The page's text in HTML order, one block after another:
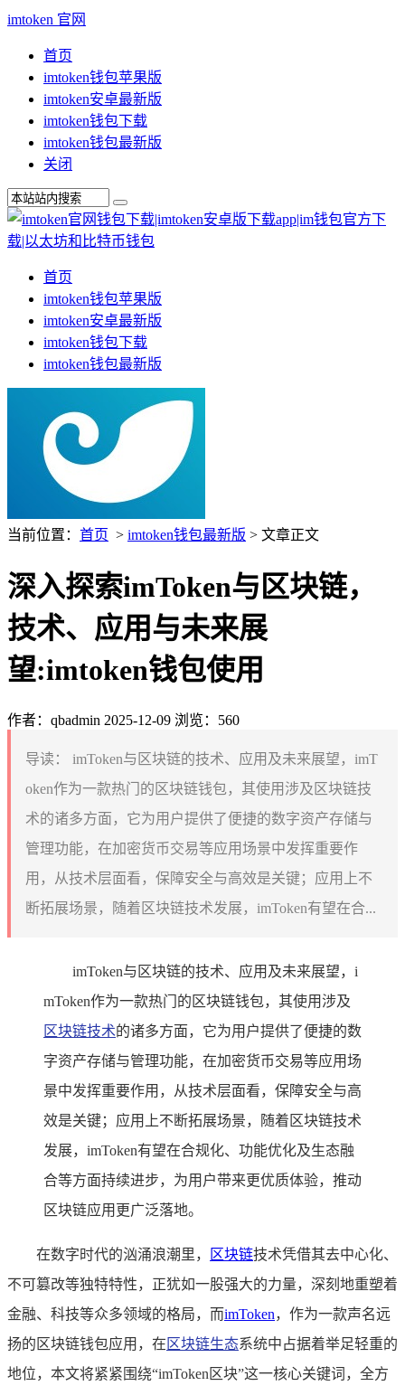
imtoken 官网
首页
imtoken钱包苹果版
imtoken安卓最新版
imtoken钱包下载
imtoken钱包最新版
关闭
首页
imtoken钱包苹果版
imtoken安卓最新版
imtoken钱包下载
imtoken钱包最新版
当前位置： 首页 > imtoken钱包最新版 > 文章正文
深入探索imToken与区块链，
技术、应用与未来展
望:imtoken钱包使用
作者：qbadmin 2025-12-09 浏览：560
导读：
imToken与区块链的技术、应用及未来展望，imT
oken作为一款热门的区块链钱包，其使用涉及区块链技
术的诸多方面，它为用户提供了便捷的数字资产存储与
管理功能，在加密货币交易等应用场景中发挥重要作
用，从技术层面看，保障安全与高效是关键；应用上不
断拓展场景，随着区块链技术发展，imToken有望在合...
imToken与区块链的技术、应用及未来展望，i
mToken作为一款热门的区块链钱包，其使用涉及
区块链技术的诸多方面，它为用户提供了便捷的数
字资产存储与管理功能，在加密货币交易等应用场
景中发挥重要作用，从技术层面看，保障安全与高
效是关键；应用上不断拓展场景，随着区块链技术
发展，imToken有望在合规化、功能优化及生态融
合等方面持续进步，为用户带来更优质体验，推动
区块链应用更广泛落地。
在数字时代的汹涌浪潮里， 区块链技术凭借其去中心化、
不可篡改等独特特性，正犹如一股强大的力量，深刻地重塑着
金融、科技等众多领域的格局，而imToken，作为一款声名远
扬的区块链钱包应用，在 区块链生态系统中占据着举足轻重的
地位，本文将紧紧围绕“imToken区块”这一核心关键词，全方